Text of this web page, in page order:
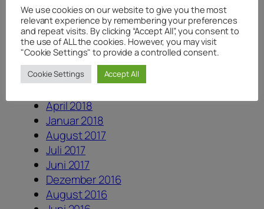
Mai 2020
April 2020
August 2019
August 2018
Juli 2018
April 2018
Januar 2018
August 2017
Juli 2017
Juni 2017
Dezember 2016
August 2016
We use cookies on our website to give you the most
relevant experience by remembering your preferences
and repeat visits. By clicking “Accept All”, you consent to
the use of ALL the cookies. However, you may visit
"Cookie Settings" to provide a controlled consent.
Cookie Settings Accept All